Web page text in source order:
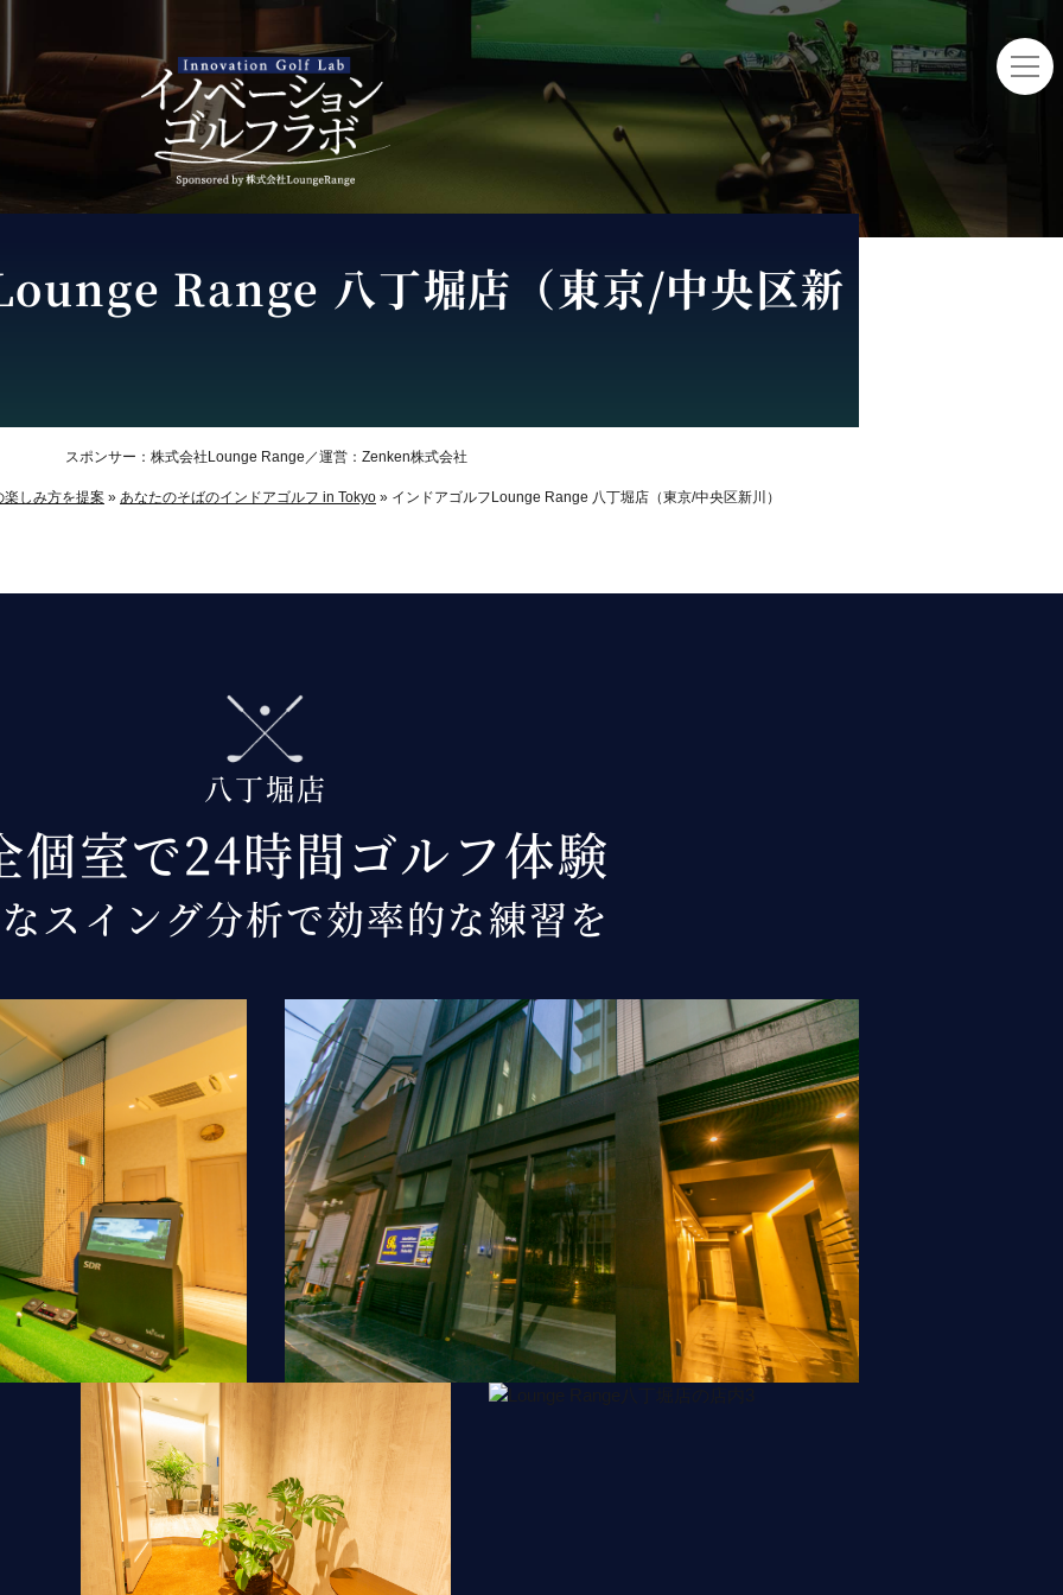
Range 八丁堀店 （東京/中央区新
スポンサー：株式会社Lounge Range／運営：Zenken株式会社
しみ方を提案 » あなたのそばのインドアゴルフ in Tokyo » インドアゴルフ Lounge Range 八丁堀店 （東京/中央区新川）
八丁堀店
個室で24時間ゴルフ体験
スイング分析で効率的な練習を